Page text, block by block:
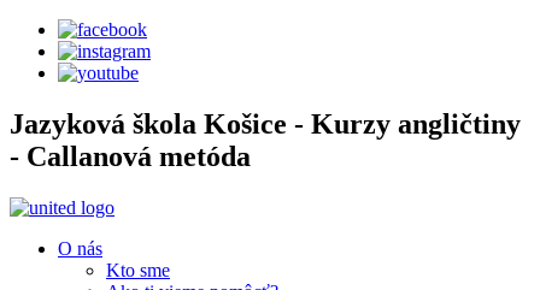
Jazyková škola Košice - Kurzy angličtiny
- Callanová metóda
O nás
Kto sme